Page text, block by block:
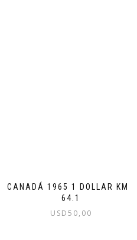
CANADÁ 1965 1 DOLLAR KM#
64.1
USD50,00